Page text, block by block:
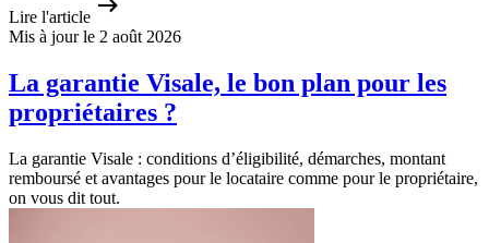
Lire l'article
Mis à jour le 2 août 2026
La garantie Visale, le bon plan pour les
propriétaires ?
La garantie Visale : conditions d’éligibilité, démarches, montant
remboursé et avantages pour le locataire comme pour le propriétaire,
on vous dit tout.